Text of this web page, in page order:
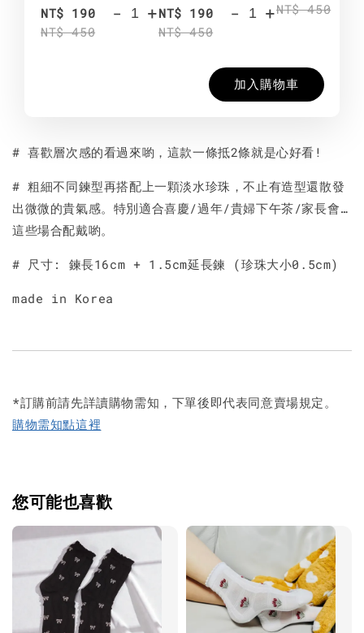
NT$ 190
NT$ 450
- +NT$ 190
NT$ 450
- +NT$ 450
加入購物車
# 喜歡層次感的看過來喲，這款一條抵2條就是心好看!
# 粗細不同鍊型再搭配上一顆淡水珍珠，不止有造型還散發
出微微的貴氣感。特別適合喜慶/過年/貴婦下午茶/家長會…
這些場合配戴喲。
# 尺寸: 鍊長16cm + 1.5cm延長鍊 (珍珠大小0.5cm)
made in Korea
*訂購前請先詳讀購物需知，下單後即代表同意賣場規定。
購物需知點這裡
您可能也喜歡